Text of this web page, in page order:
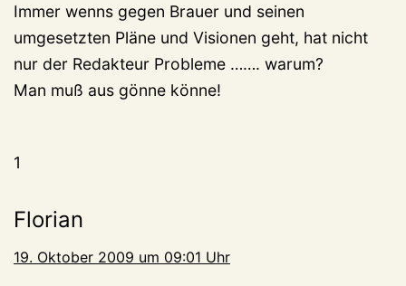
Immer wenns gegen Brauer und seinen
umgesetzten Pläne und Visionen geht, hat nicht
nur der Redakteur Probleme ……. warum?
Man muß aus gönne könne!
1
Florian
19. Oktober 2009 um 09:01 Uhr